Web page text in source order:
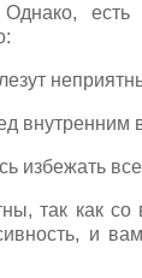
Однако,
внутренним
избежать
так как
и